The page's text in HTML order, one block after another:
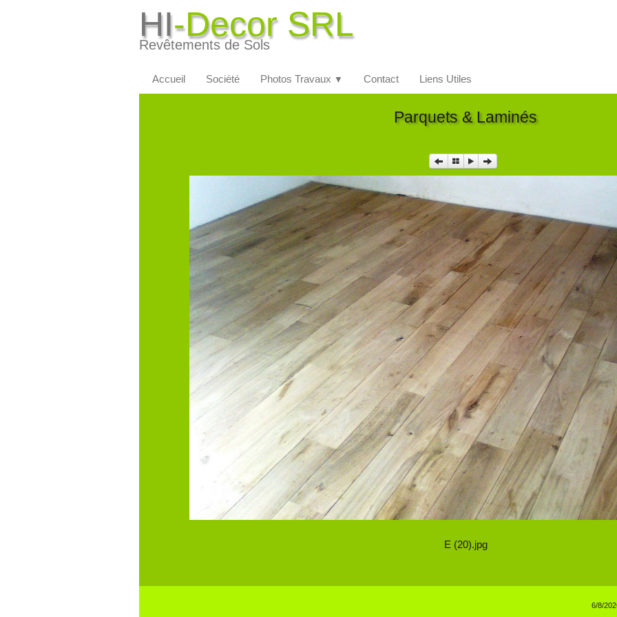
HI-Decor SRL
Revêtements de Sols
Accueil Société Photos Travaux ▼ Contact Liens Utiles
Parquets & Laminés
E (20).jpg
6/8/